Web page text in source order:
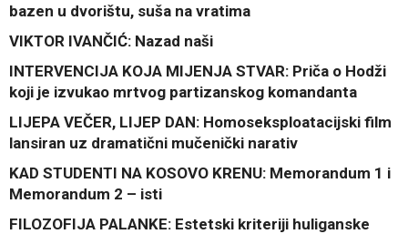
bazen u dvorištu, suša na vratima
VIKTOR IVANČIĆ: Nazad naši
INTERVENCIJA KOJA MIJENJA STVAR: Priča o Hodži
koji je izvukao mrtvog partizanskog komandanta
LIJEPA VEČER, LIJEP DAN: Homoseksploatacijski film
lansiran uz dramatični mučenički narativ
KAD STUDENTI NA KOSOVO KRENU: Memorandum 1 i
Memorandum 2 – isti
FILOZOFIJA PALANKE: Estetski kriteriji huliganske